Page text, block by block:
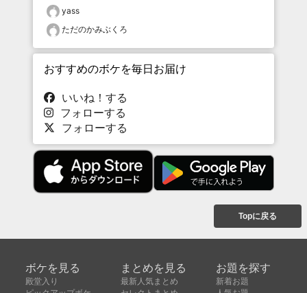
yass
ただのかみぶくろ
おすすめのボケを毎日お届け
いいね！する
フォローする
フォローする
Topに戻る
ボケを見る
殿堂入り
まとめを見る
最新人気まとめ
お題を探す
新着お題